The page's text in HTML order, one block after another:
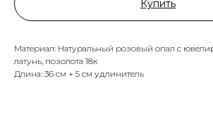
Купить
Материал: Натуральный розовый опал с
латунь, позолота 18к
Длина: 36 см + 5 см удлинитель